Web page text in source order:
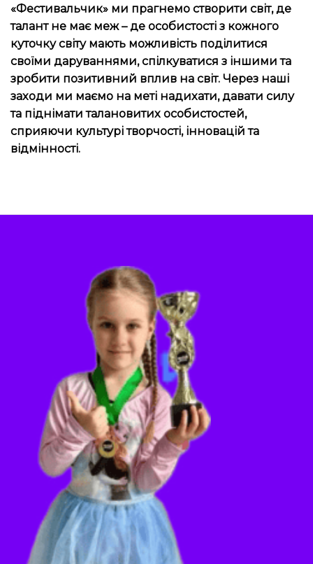
«Фестивальчик» ми прагнемо створити світ, де
талант не має меж – де особистості з кожного
куточку світу мають можливість поділитися
своїми даруваннями, спілкуватися з іншими та
зробити позитивний вплив на світ. Через наші
заходи ми маємо на меті надихати, давати силу
та піднімати талановитих особистостей,
сприяючи культурі творчості, інновацій та
відмінності.